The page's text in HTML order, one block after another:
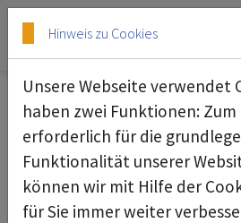
Skip to main content
Skip to page footer
Assembly-Raum-
Hinweis zu Cookies
Unsere Webseite verwendet
haben zwei Funktionen: Zum
erforderlich für die
Funktionalität unserer
können wir mit Hilfe der
für Sie immer weiter